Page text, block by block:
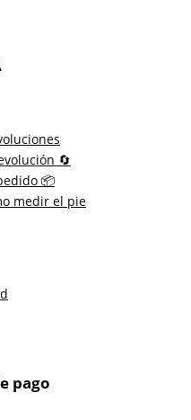
🔄
📦
medir el pie
pago